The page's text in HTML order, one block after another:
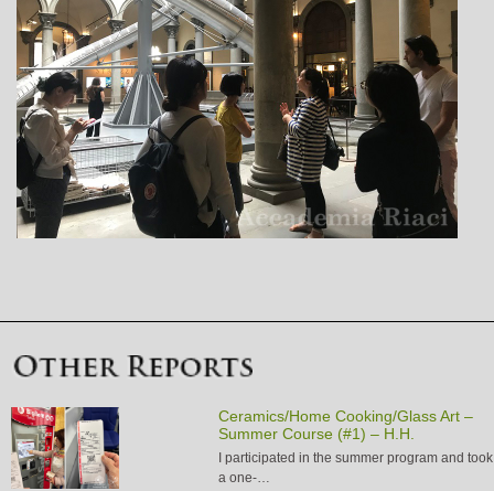
Ceramics/Home Cooking/Glass Art –
Summer Course (#1) – H.H.
I participated in the summer program and took
a one-…